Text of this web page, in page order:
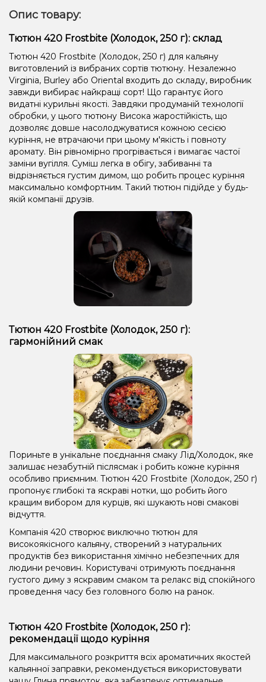
Опис товару:
Тютюн 420 Frostbite (Холодок, 250 г): склад
Тютюн 420 Frostbite (Холодок, 250 г) для кальяну
виготовлений із вибраних сортів тютюну. Незалежно
Virginia, Burley або Oriental входить до складу, виробник
завжди вибирає найкращі сорт! Що гарантує його
видатні курильні якості. Завдяки продуманій технології
обробки, у цього тютюну Висока жаростійкість, що
дозволяє довше насолоджуватися кожною сесією
куріння, не втрачаючи при цьому м'якість і повноту
аромату. Він рівномірно прогрівається і вимагає частої
заміни вугілля. Суміш легка в обігу, забиванні та
відрізняється густим димом, що робить процес куріння
максимально комфортним. Такий тютюн підійде у будь-
якій компанії друзів.
Тютюн 420 Frostbite (Холодок, 250 г):
гармонійний смак
Пориньте в унікальне поєднання смаку Лід/Холодок, яке
залишає незабутній післясмак і робить кожне куріння
особливо приємним. Тютюн 420 Frostbite (Холодок, 250 г)
пропонує глибокі та яскраві нотки, що робить його
кращим вибором для курців, які шукають нові смакові
відчуття.
Компанія 420 створює виключно тютюн для
високоякісного кальяну, створений з натуральних
продуктів без використання хімічно небезпечних для
людини речовин. Користувачі отримують поєднання
густого диму з яскравим смаком та релакс від спокійного
проведення часу без головного болю на ранок.
Тютюн 420 Frostbite (Холодок, 250 г):
рекомендації щодо куріння
Для максимального розкриття всіх ароматичних якостей
кальянної заправки, рекомендується використовувати